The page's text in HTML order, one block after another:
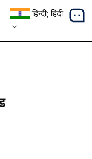
हिन्दी; हिंदी